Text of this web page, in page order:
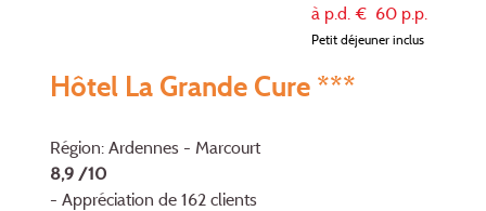
à p.d. € 60 p.p.
Petit déjeuner inclus
Hôtel La Grande Cure ***
Région: Ardennes - Marcourt
8,9 /10
- Appréciation de 162 clients